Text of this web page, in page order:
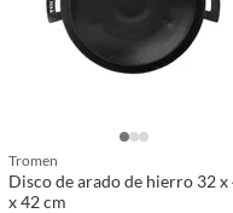
Tromen
Disco de arado de hierro 32 x
x 42 cm